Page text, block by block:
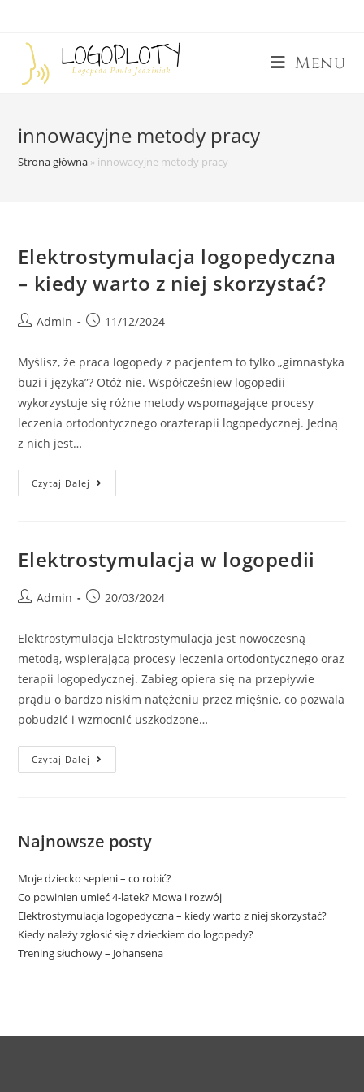
Menu
innowacyjne metody pracy
Strona główna » innowacyjne metody pracy
Elektrostymulacja logopedyczna
– kiedy warto z niej skorzystać?
Admin 11/12/2024
Myślisz, że praca logopedy z pacjentem to tylko „gimnastyka
buzi i języka”? Otóż nie. Współcześniew logopedii
wykorzystuje się różne metody wspomagające procesy
leczenia ortodontycznego orazterapii logopedycznej. Jedną
z nich jest…
Czytaj Dalej
Elektrostymulacja w logopedii
Admin 20/03/2024
Elektrostymulacja Elektrostymulacja jest nowoczesną
metodą, wspierającą procesy leczenia ortodontycznego oraz
terapii logopedycznej. Zabieg opiera się na przepływie
prądu o bardzo niskim natężeniu przez mięśnie, co pozwala
pobudzić i wzmocnić uszkodzone…
Czytaj Dalej
Najnowsze posty
Moje dziecko sepleni – co robić?
Co powinien umieć 4-latek? Mowa i rozwój
Elektrostymulacja logopedyczna – kiedy warto z niej skorzystać?
Kiedy należy zgłosić się z dzieckiem do logopedy?
Trening słuchowy – Johansena